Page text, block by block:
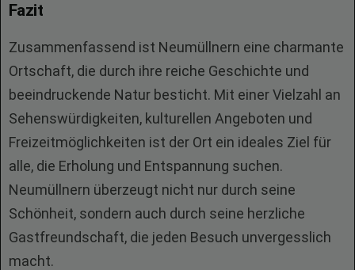
Fazit
Zusammenfassend ist Neumüllnern eine charmante
Ortschaft, die durch ihre reiche Geschichte und
beeindruckende Natur besticht. Mit einer Vielzahl an
Sehenswürdigkeiten, kulturellen Angeboten und
Freizeitmöglichkeiten ist der Ort ein ideales Ziel für
alle, die Erholung und Entspannung suchen.
Neumüllnern überzeugt nicht nur durch seine
Schönheit, sondern auch durch seine herzliche
Gastfreundschaft, die jeden Besuch unvergesslich
macht.